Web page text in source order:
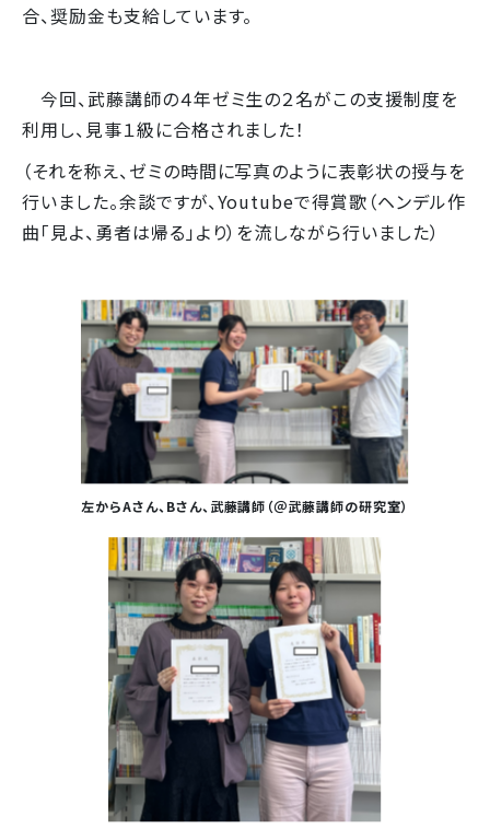
合、奨励金も支給しています。
今回、武藤講師の４年ゼミ生の２名がこの支援制度を
利用し、見事１級に合格されました！
（それを称え、ゼミの時間に写真のように表彰状の授与を
行いました。余談ですが、Youtubeで得賞歌（ヘンデル作
曲「見よ、勇者は帰る」より）を流しながら行いました）
左からAさん、Bさん、武藤講師（＠武藤講師の研究室）